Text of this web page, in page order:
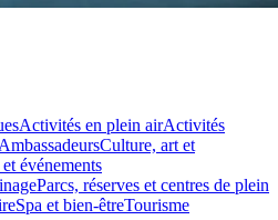
Activités en plein airActivités
AmbassadeursCulture, art et
événements
Parcs, réserves et centres de plein
Spa et bien-êtreTourisme